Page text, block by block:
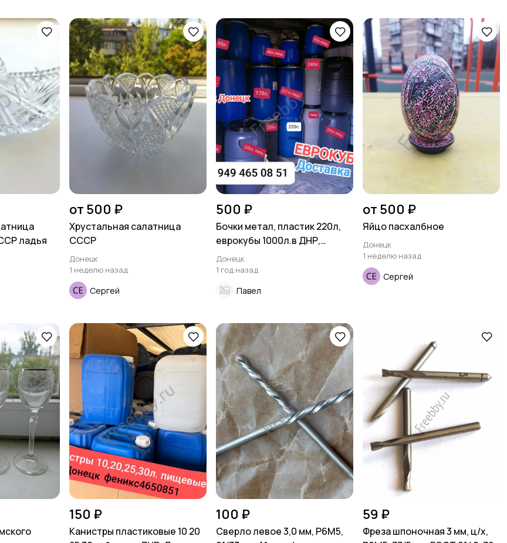
ладья
от 500 ₽
Хрустальная салатница
СССР
Донецк
1 неделю назад
Сергей
500 ₽
Бочки метал, пластик 220л,
еврокубы 1000л.в ДНР,
Донецк
Донецк
1 год назад
Павел
от 500 ₽
Яйцо пасхалбное
Донецк
1 неделю назад
Сергей
150 ₽
Канистры пластиковые 10 20
100 ₽
Сверло левое 3,0 мм, Р6М5,
59 ₽
Фреза шпоночная 3 мм, ц/х,